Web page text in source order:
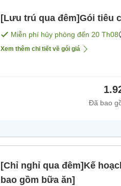
[Lưu trú qua đêm]Gói tiêu
Miễn phí hủy phòng đến 20 Th08
Xem thêm chi tiết về gói giá
Đã bao
[Chỉ nghỉ qua đêm]Kế
bao gồm bữa ăn]